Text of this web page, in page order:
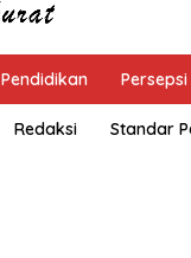
Pendidikan Persepsi
Redaksi Standar